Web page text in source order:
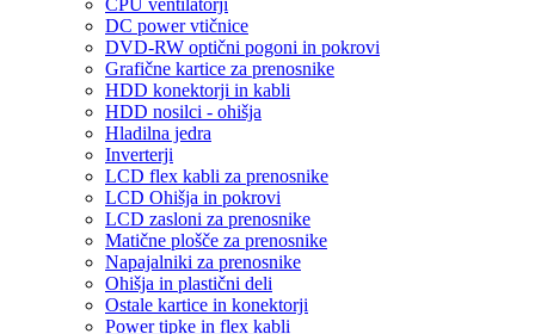
DC power vtičnice
DVD-RW optični pogoni in pokrovi
Grafične kartice za prenosnike
HDD konektorji in kabli
HDD nosilci - ohišja
Hladilna jedra
Inverterji
LCD flex kabli za prenosnike
LCD Ohišja in pokrovi
LCD zasloni za prenosnike
Matične plošče za prenosnike
Napajalniki za prenosnike
Ohišja in plastični deli
Ostale kartice in konektorji
Power tipke in flex kabli